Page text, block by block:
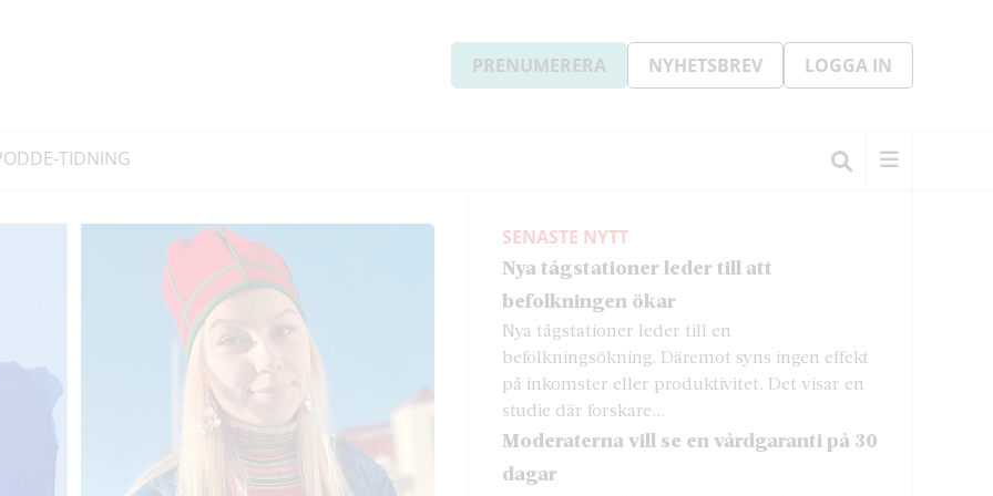
PRENUMERERA NYHETSBREV LOGGA IN
E-TIDNING
SENASTE NYTT
Nya tågstationer leder till att
befolkningen ökar
Nya tågstationer leder till en
befolkningsökning. Däremot syns ingen effekt
på inkomster eller produktivitet. Det visar en
studie där forskare...
Moderaterna vill se en vårdgaranti på 30
dagar